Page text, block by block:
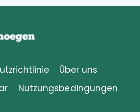
Über uns
Nutzungsbedingungen